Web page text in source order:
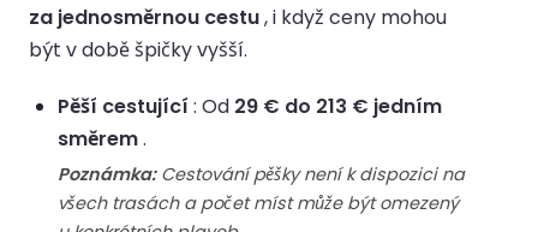
za jednosměrnou cestu, i když ceny mohou
být v době špičky vyšší.
Pěší cestující : Od 29 € do 213 € jedním
směrem.
Poznámka:Cestování pěšky není k dispozici na
všech trasách a počet míst může být omezený